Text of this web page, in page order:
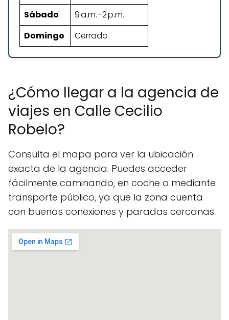
Sábado
9 a.m.–2 p.m.
Domingo
Cerrado
¿Cómo llegar a la agencia de
viajes en Calle Cecilio
Robelo?
Consulta el mapa para ver la ubicación
exacta de la agencia. Puedes acceder
fácilmente caminando, en coche o mediante
transporte público, ya que la zona cuenta
con buenas conexiones y paradas cercanas.